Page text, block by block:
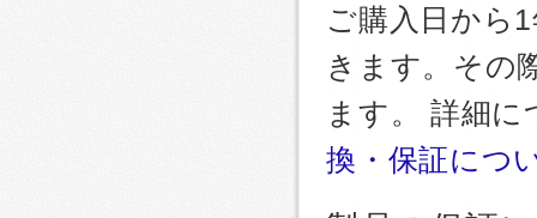
ご購入日から
きます。その
ます。 詳細
換・保証につ